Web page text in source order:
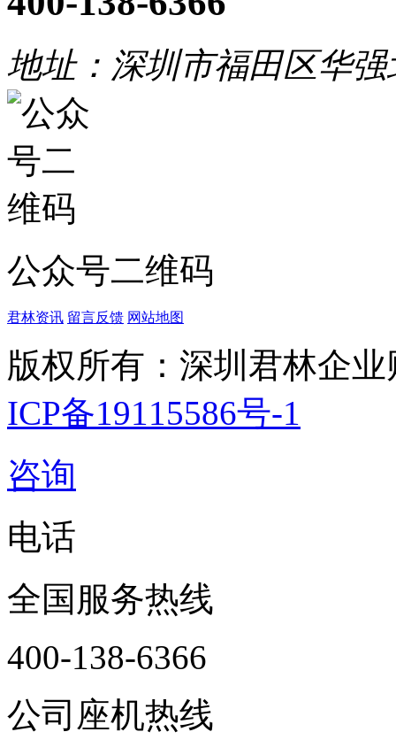
地址：深圳市福田区华
公众号二维码
君林资讯 留言反馈 网站地图
版权所有：深圳君林企
ICP备19115586号-1
咨询
电话
全国服务热线
400-138-6366
公司座机热线